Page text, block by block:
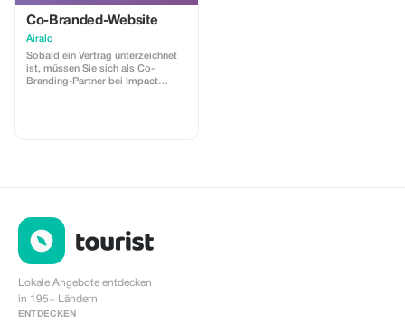
Co-Branded-Website
Airalo
Sobald ein Vertrag unterzeichnet
ist, müssen Sie sich als Co-
Branding-Partner bei Impact
erhalten je nach gewährtem
Rabatt eine Provision von 15–25
%.
Lokale Angebote entdecken
in 195+ Ländern
ENTDECKEN